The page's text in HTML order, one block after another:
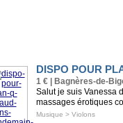
DISPO POUR
1 € | Bagnères-de-
Salut je suis Vanessa
massages érotiques
Musique > Violons